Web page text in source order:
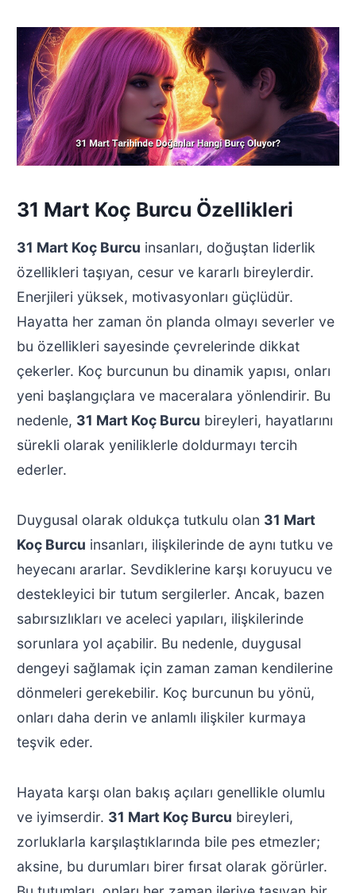
31 Mart Koç Burcu Özellikleri
31 Mart Koç Burcu insanları, doğuştan liderlik
özellikleri taşıyan, cesur ve kararlı bireylerdir.
Enerjileri yüksek, motivasyonları güçlüdür.
Hayatta her zaman ön planda olmayı severler ve
bu özellikleri sayesinde çevrelerinde dikkat
çekerler. Koç burcunun bu dinamik yapısı, onları
yeni başlangıçlara ve maceralara yönlendirir. Bu
nedenle, 31 Mart Koç Burcu bireyleri, hayatlarını
sürekli olarak yeniliklerle doldurmayı tercih
ederler.
Duygusal olarak oldukça tutkulu olan 31 Mart
Koç Burcu insanları, ilişkilerinde de aynı tutku ve
heyecanı ararlar. Sevdiklerine karşı koruyucu ve
destekleyici bir tutum sergilerler. Ancak, bazen
sabırsızlıkları ve aceleci yapıları, ilişkilerinde
sorunlara yol açabilir. Bu nedenle, duygusal
dengeyi sağlamak için zaman zaman kendilerine
dönmeleri gerekebilir. Koç burcunun bu yönü,
onları daha derin ve anlamlı ilişkiler kurmaya
teşvik eder.
Hayata karşı olan bakış açıları genellikle olumlu
ve iyimserdir. 31 Mart Koç Burcu bireyleri,
zorluklarla karşılaştıklarında bile pes etmezler;
aksine, bu durumları birer fırsat olarak görürler.